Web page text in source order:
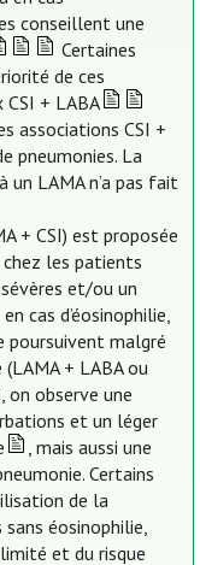
conseillent une
Certaines
de ces
+ LABA
associations CSI +
pneumonies. La
un LAMA n’a pas fait
+ CSI) est proposée
chez les patients
et/ou un
cas d’éosinophilie,
poursuivent malgré
+ LABA ou
on observe une
et un léger
, mais aussi une
Certains
de la
éosinophilie,
et du risque